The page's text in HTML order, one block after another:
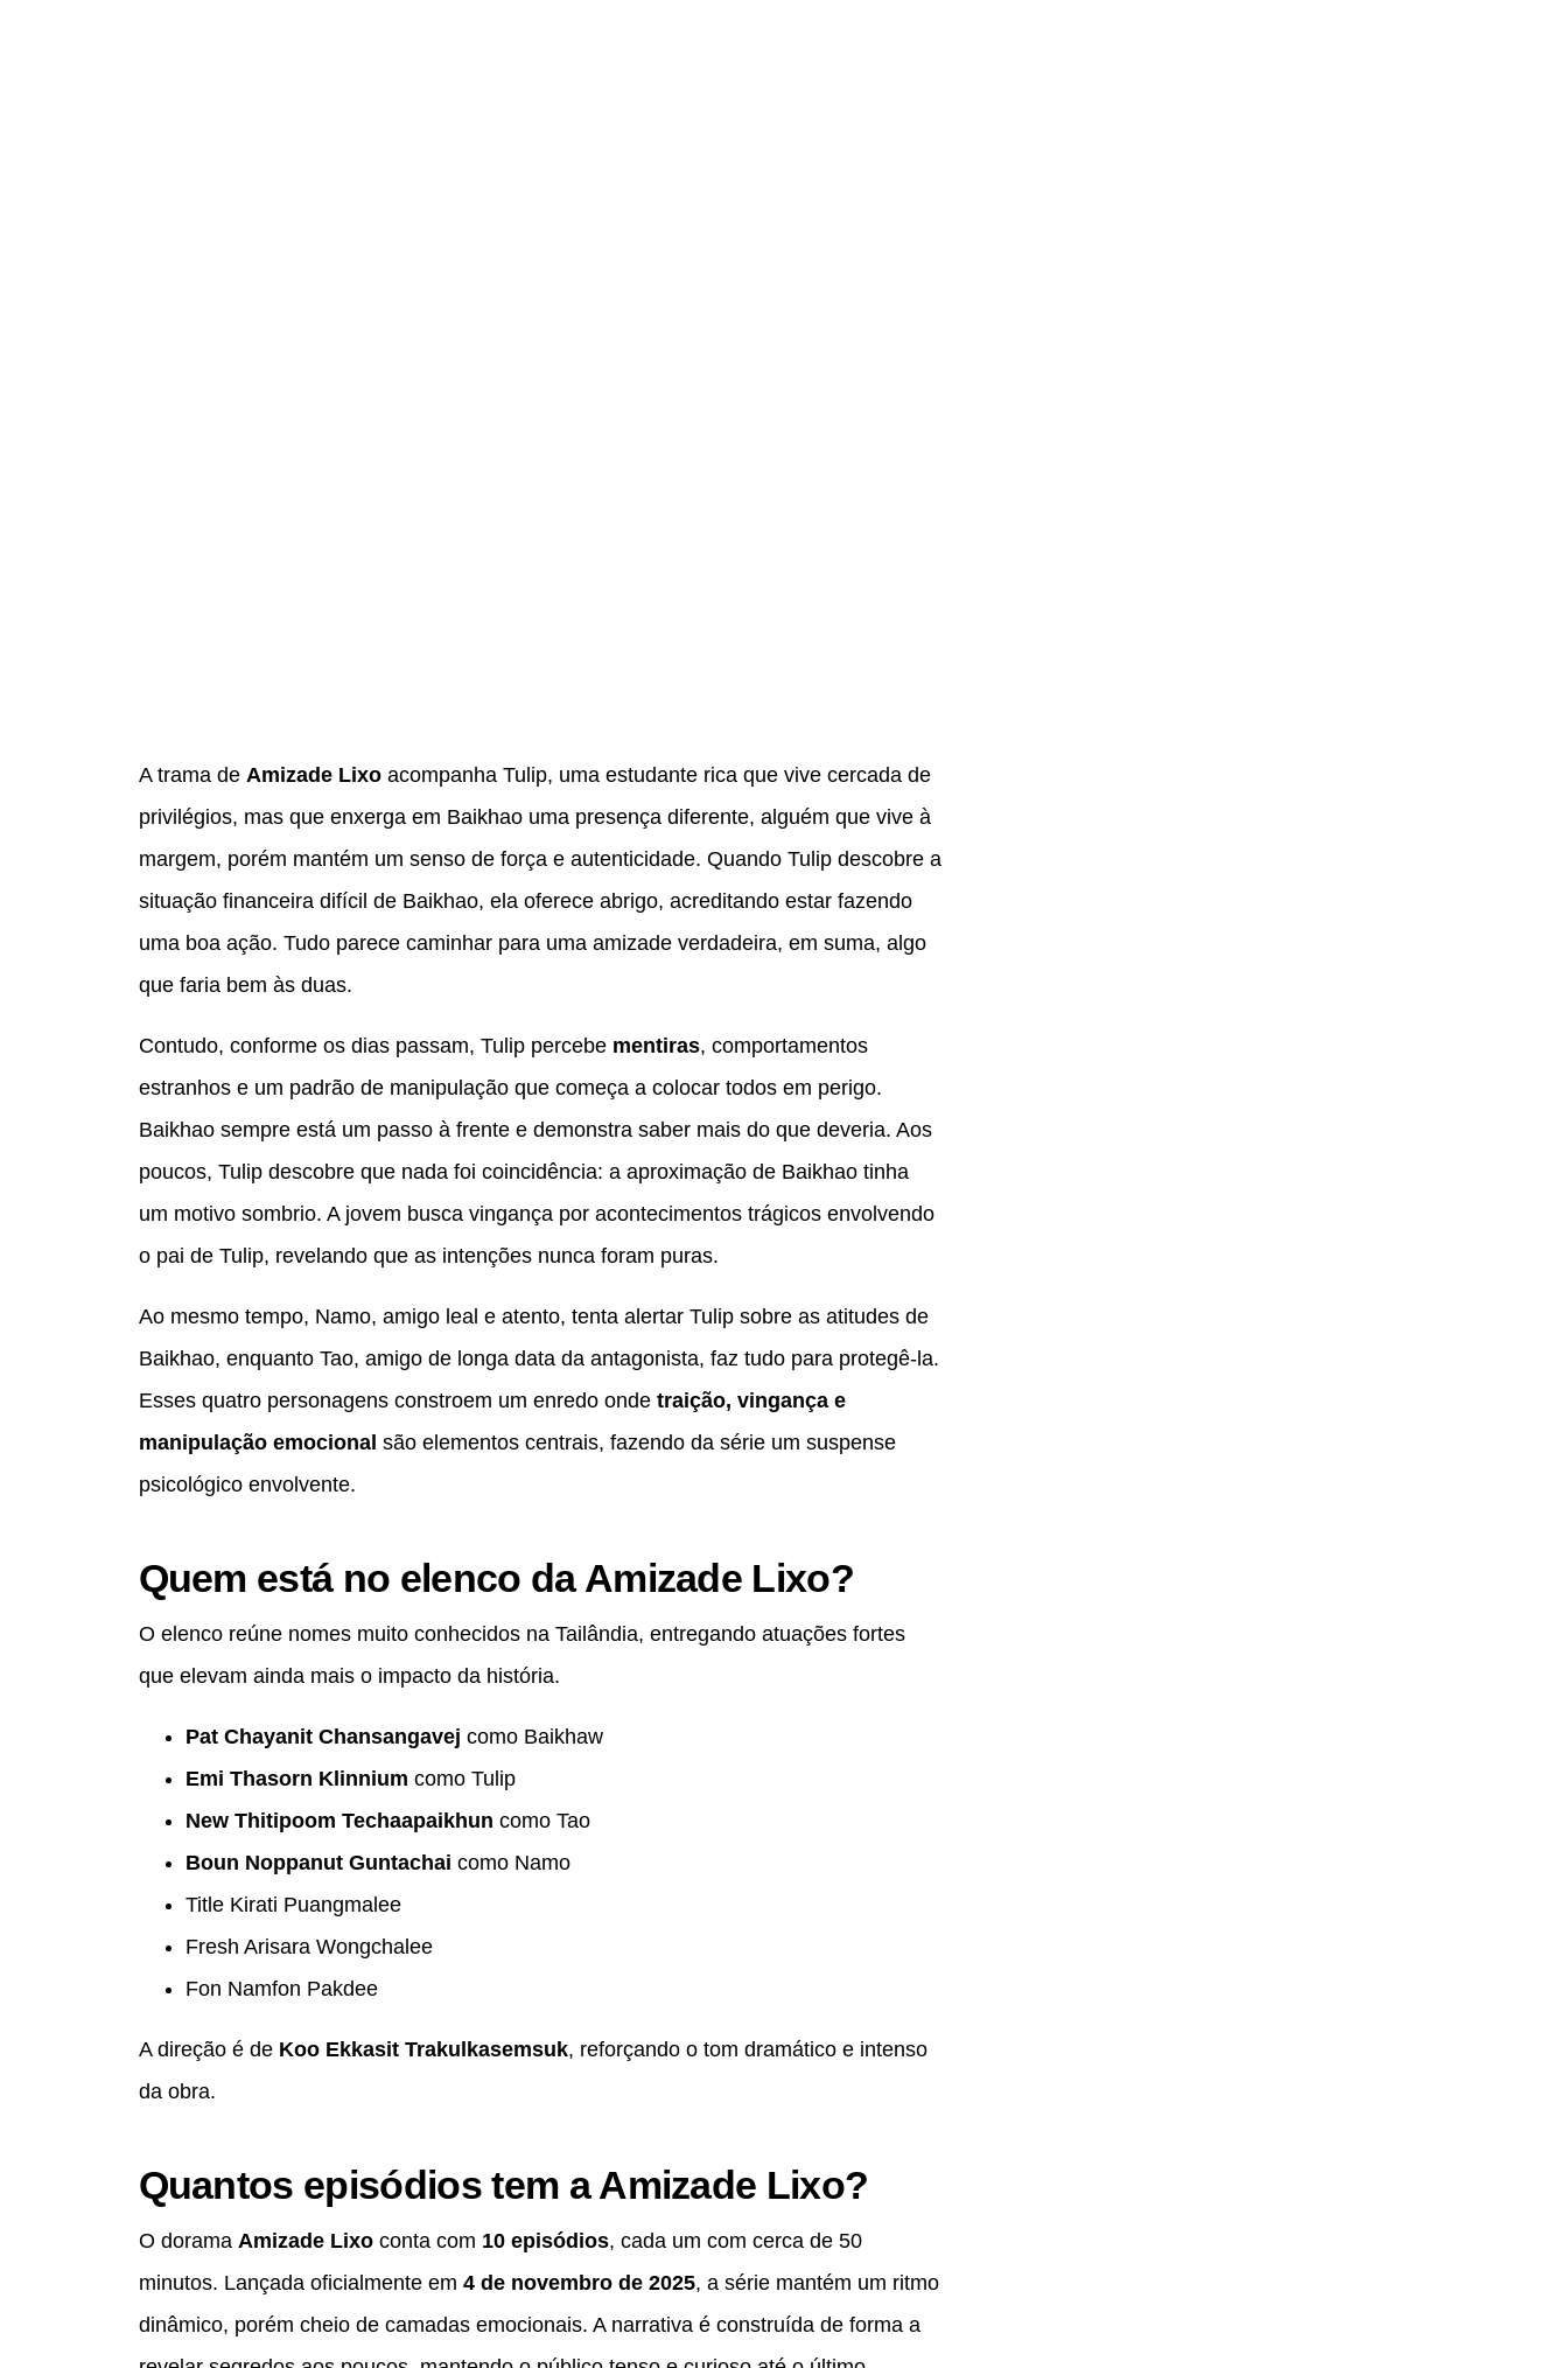
A trama de Amizade Lixoacompanha Tulip, uma estudante rica que vive cercada de
privilégios, mas que enxerga em Baikhao uma presença diferente, alguém que vive à
margem, porém mantém um senso de força e autenticidade. Quando Tulip descobre a
situação financeira difícil de Baikhao, ela oferece abrigo, acreditando estar fazendo
uma boa ação. Tudo parece caminhar para uma amizade verdadeira, em suma, algo
que faria bem às duas.
Contudo, conforme os dias passam, Tulip percebe mentiras, comportamentos
estranhos e um padrão de manipulação que começa a colocar todos em perigo.
Baikhao sempre está um passo à frente e demonstra saber mais do que deveria. Aos
poucos, Tulip descobre que nada foi coincidência: a aproximação de Baikhao tinha
um motivo sombrio. A jovem busca vingança por acontecimentos trágicos envolvendo
o pai de Tulip, revelando que as intenções nunca foram puras.
Ao mesmo tempo, Namo, amigo leal e atento, tenta alertar Tulip sobre as atitudes de
Baikhao, enquanto Tao, amigo de longa data da antagonista, faz tudo para protegê-la.
Esses quatro personagens constroem um enredo onde traição, vingança e
manipulação emocional são elementos centrais, fazendo da série um suspense
psicológico envolvente.
Quem está no elenco da Amizade Lixo?
O elenco reúne nomes muito conhecidos na Tailândia, entregando atuações fortes
que elevam ainda mais o impacto da história.
Pat Chayanit Chansangavej como Baikhaw
Emi Thasorn Klinnium como Tulip
New Thitipoom Techaapaikhun como Tao
Boun Noppanut Guntachai como Namo
Title Kirati Puangmalee
Fresh Arisara Wongchalee
Fon Namfon Pakdee
A direção é de Koo Ekkasit Trakulkasemsuk, reforçando o tom dramático e intenso
da obra.
Quantos episódios tem a Amizade Lixo?
O dorama Amizade Lixoconta com 10 episódios, cada um com cerca de 50
minutos. Lançada oficialmente em 4 de novembro de 2025, a série mantém um ritmo
dinâmico, porém cheio de camadas emocionais. A narrativa é construída de forma a